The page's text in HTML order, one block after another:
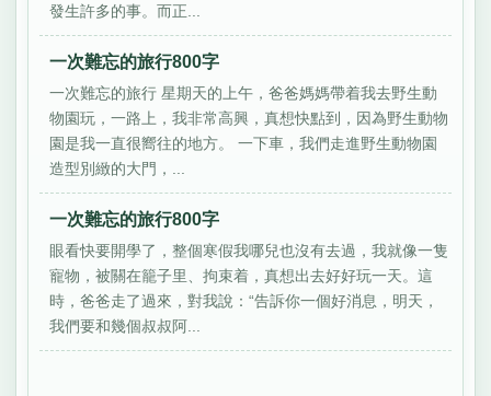
發生許多的事。而正...
一次難忘的旅行800字
一次難忘的旅行 星期天的上午，爸爸媽媽帶着我去野生動
物園玩，一路上，我非常高興，真想快點到，因為野生動物
園是我一直很嚮往的地方。 一下車，我們走進野生動物園
造型別緻的大門，...
一次難忘的旅行800字
眼看快要開學了，整個寒假我哪兒也沒有去過，我就像一隻
寵物，被關在籠子里、拘束着，真想出去好好玩一天。這
時，爸爸走了過來，對我說：“告訴你一個好消息，明天，
我們要和幾個叔叔阿...